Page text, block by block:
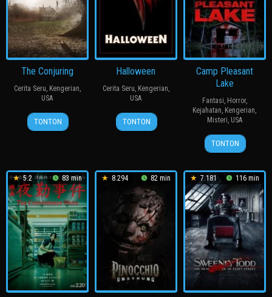
The Conjuring
Cerita Seru, Kengerian,
USA
18
Jul
Jeff
Bilger
TONTON
Halloween
Cerita Seru, Kengerian,
USA
24
Oct
John
Carpenter
TONTON
Camp Pleasant
Lake
Fantasi, Horror,
Kejahatan, Kengerian,
Misteri, USA
27
Feb
Thomas
Walton
TONTON
5.2 83 min 8.294 82 min 7.181 116 min